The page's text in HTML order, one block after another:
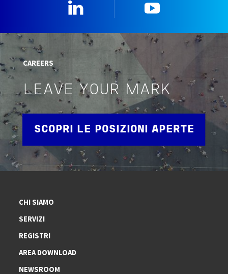
CAREERS
LEAVE YOUR MARK
SCOPRI LE POSIZIONI APERTE
CHI SIAMO
SERVIZI
REGISTRI
AREA DOWNLOAD
NEWSROOM